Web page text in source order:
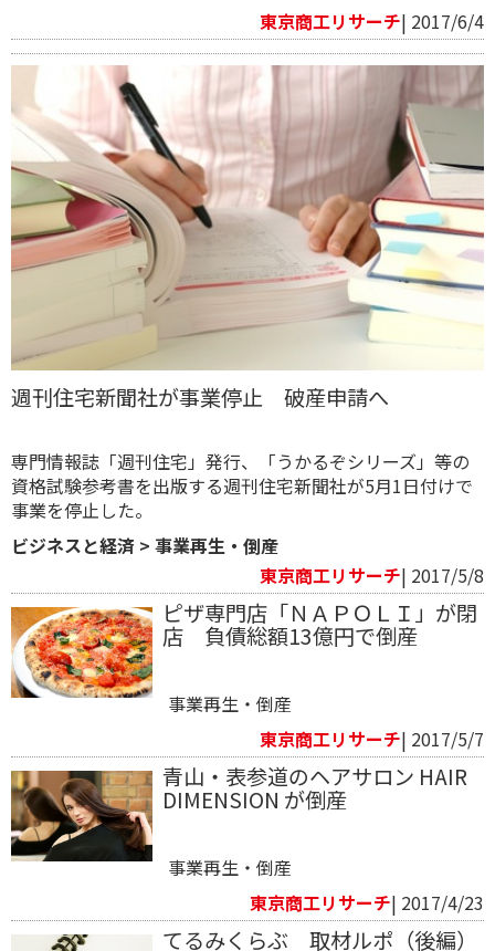
東京商工リサーチ| 2017/6/4
週刊住宅新聞社が事業停止 破産申請へ
専門情報誌「週刊住宅」発行、「うかるぞシリーズ」等の
資格試験参考書を出版する週刊住宅新聞社が5月1日付けで
事業を停止した。
ビジネスと経済 > 事業再生・倒産
東京商工リサーチ| 2017/5/8
ピザ専門店「ＮＡＰＯＬＩ」が閉
店 負債総額13億円で倒産
事業再生・倒産
東京商工リサーチ| 2017/5/7
青山・表参道のヘアサロン HAIR
DIMENSION が倒産
事業再生・倒産
東京商工リサーチ| 2017/4/23
てるみくらぶ 取材ルポ（後編）